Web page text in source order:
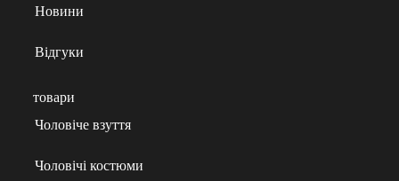
Новини
Відгуки
товари
Чоловіче взуття
Чоловічі костюми